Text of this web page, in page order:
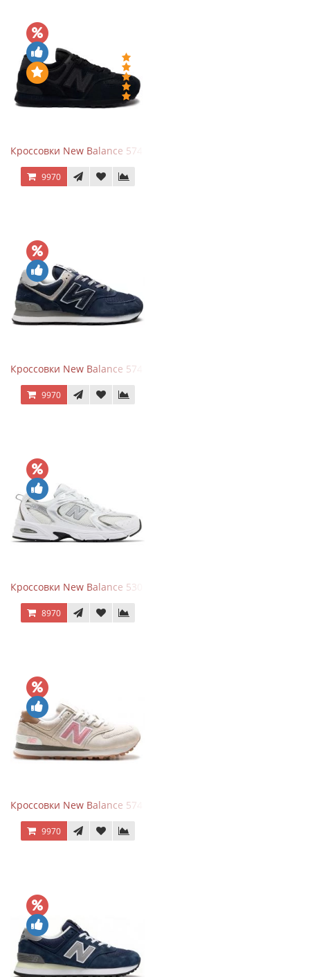
Кроссовки New Balance 574 All Black
9970
Кроссовки New Balance 574 Navy Blue Grey
9970
Кроссовки New Balance 530 White Silver Metallic
8970
Кроссовки New Balance 574 Power Beige Pink
9970